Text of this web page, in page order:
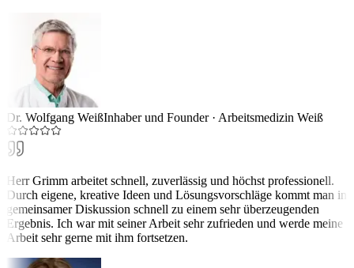
Dr. Wolfgang WeißInhaber und Founder· Arbeitsmedizin Weiß
Herr Grimm arbeitet schnell, zuverlässig und höchst professionell.
Durch eigene, kreative Ideen und Lösungsvorschläge kommt man in
gemeinsamer Diskussion schnell zu einem sehr überzeugenden
Ergebnis. Ich war mit seiner Arbeit sehr zufrieden und werde meine
Arbeit sehr gerne mit ihm fortsetzen.